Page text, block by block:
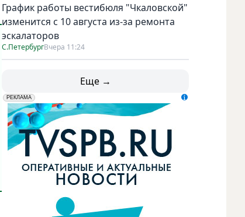
График работы вестибюля "Чкаловской"
изменится с 10 августа из-за ремонта
эскалаторов
С.ПетербургВчера 11:24
Еще →
erid: LdtCK5udn
РЕКЛАМА
АО "ГАТР", ИНН: 7841320717